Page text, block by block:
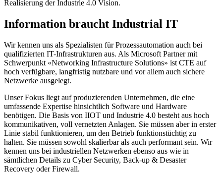
Information braucht Industrial IT
Wir kennen uns als Spezialisten für Prozessautomation auch bei
qualifizierten IT-Infrastrukturen aus. Als Microsoft Partner mit
Schwerpunkt «Networking Infrastructure Solutions» ist CTE auf
hoch verfügbare, langfristig nutzbare und vor allem auch sichere
Netzwerke ausgelegt.
Unser Fokus liegt auf produzierenden Unternehmen, die eine
umfassende Expertise hinsichtlich Software und Hardware
benötigen. Die Basis von IIOT und Industrie 4.0 besteht aus hoch
kommunikativen, voll vernetzten Anlagen. Sie müssen aber in erster
Linie stabil funktionieren, um den Betrieb funktionstüchtig zu
halten. Sie müssen sowohl skalierbar als auch performant sein. Wir
kennen uns bei industriellen Netzwerken ebenso aus wie in
sämtlichen Details zu Cyber Security, Back-up & Desaster
Recovery oder Firewall.